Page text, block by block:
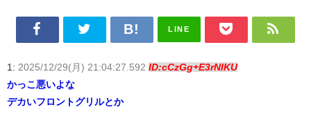
LINE
1: 2025/12/29(月) 21:04:27.592 ID:cCzGg+E3rNIKU
かっこ悪いよな
デカいフロントグリルとか